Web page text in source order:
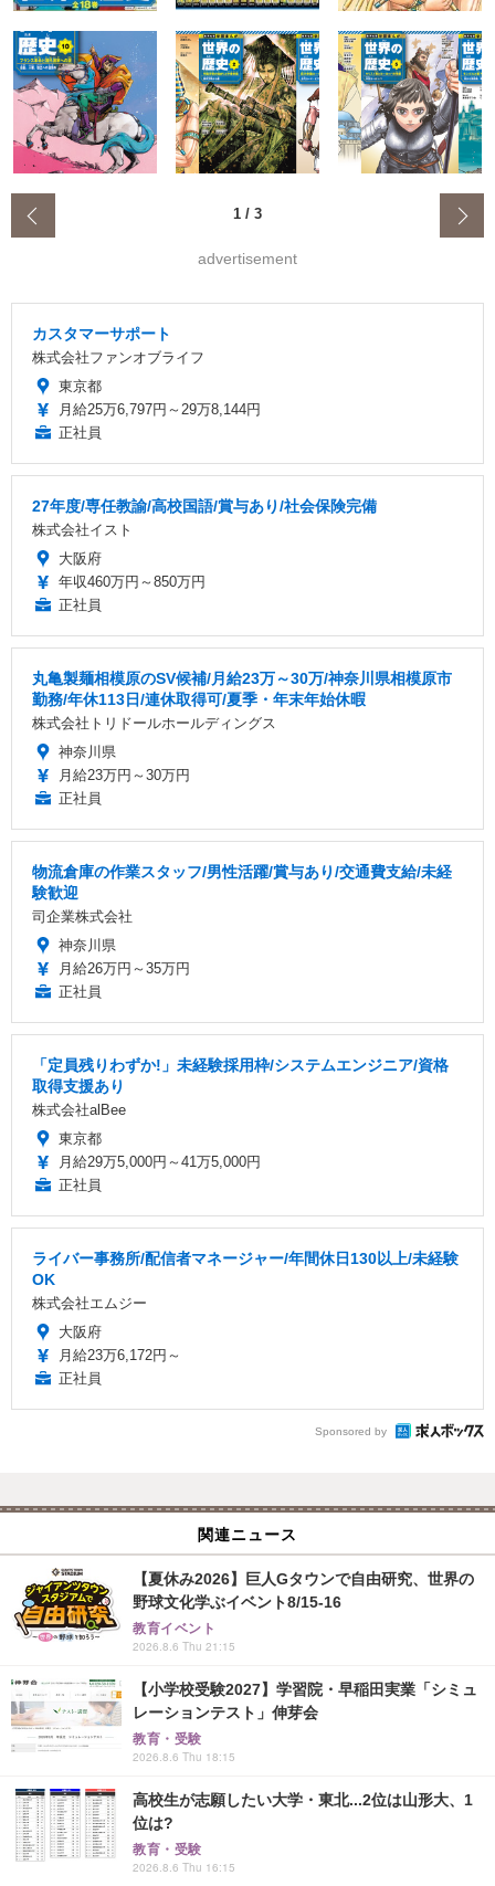
1 / 3
advertisement
カスタマーサポート
株式会社ファンオブライフ
東京都
月給25万6,797円～29万8,144円
正社員
27年度/専任教諭/高校国語/賞与あり/社会保険完備
株式会社イスト
大阪府
年収460万円～850万円
正社員
丸亀製麺相模原のSV候補/月給23万～30万/神奈川県相模原市
勤務/年休113日/連休取得可/夏季・年末年始休暇
株式会社トリドールホールディングス
神奈川県
月給23万円～30万円
正社員
物流倉庫の作業スタッフ/男性活躍/賞与あり/交通費支給/未経
験歓迎
司企業株式会社
神奈川県
月給26万円～35万円
正社員
「定員残りわずか!」未経験採用枠/システムエンジニア/資格
取得支援あり
株式会社alBee
東京都
月給29万5,000円～41万5,000円
正社員
ライバー事務所/配信者マネージャー/年間休日130以上/未経験
OK
株式会社エムジー
大阪府
月給23万6,172円～
正社員
Sponsored by
関連ニュース
【夏休み2026】巨人Gタウンで自由研究、世界の
野球文化学ぶイベント8/15-16
教育イベント
2026.8.6 Thu 21:15
【小学校受験2027】学習院・早稲田実業「シミュ
レーションテスト」伸芽会
教育・受験
2026.8.6 Thu 18:15
高校生が志願したい大学・東北...2位は山形大、1
位は?
教育・受験
2026.8.6 Thu 16:15